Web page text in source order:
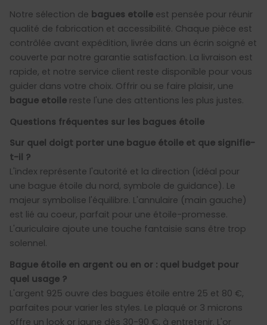
Notre sélection de bagues etoile est pensée pour réunir
qualité de fabrication et accessibilité. Chaque pièce est
contrôlée avant expédition, livrée dans un écrin soigné et
couverte par notre garantie satisfaction. La livraison est
rapide, et notre service client reste disponible pour vous
guider dans votre choix. Offrir ou se faire plaisir, une
bague etoile reste l'une des attentions les plus justes.
Questions fréquentes sur les bagues étoile
Sur quel doigt porter une bague étoile et que signifie-
t-il ?
L'index représente l'autorité et la direction (idéal pour
une bague étoile du nord, symbole de guidance). Le
majeur symbolise l'équilibre. L'annulaire (main gauche)
est lié au coeur, parfait pour une étoile-promesse.
L'auriculaire ajoute une touche fantaisie sans être trop
solennel.
Bague étoile en argent ou en or : quel budget pour
quel usage ?
L'argent 925 ouvre des bagues étoile entre 25 et 80 €,
parfaites pour varier les styles. Le plaqué or 3 microns
offre un look or jaune dès 30-90 €, à entretenir. L'or